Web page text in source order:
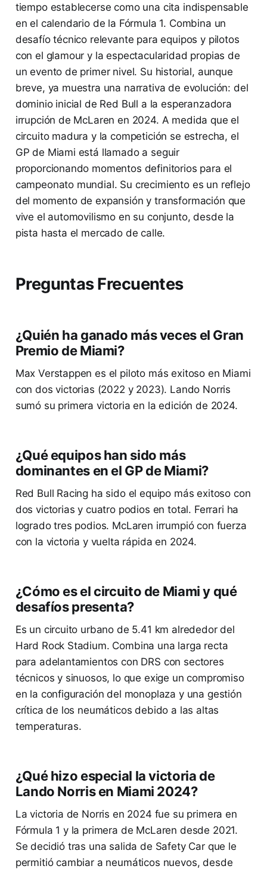
tiempo establecerse como una cita indispensable
en el calendario de la Fórmula 1. Combina un
desafío técnico relevante para equipos y pilotos
con el glamour y la espectacularidad propias de
un evento de primer nivel. Su historial, aunque
breve, ya muestra una narrativa de evolución: del
dominio inicial de Red Bull a la esperanzadora
irrupción de McLaren en 2024. A medida que el
circuito madura y la competición se estrecha, el
GP de Miami está llamado a seguir
proporcionando momentos definitorios para el
campeonato mundial. Su crecimiento es un reflejo
del momento de expansión y transformación que
vive el automovilismo en su conjunto, desde la
pista hasta el mercado de calle.
Preguntas Frecuentes
¿Quién ha ganado más veces el Gran
Premio de Miami?
Max Verstappen es el piloto más exitoso en Miami
con dos victorias (2022 y 2023). Lando Norris
sumó su primera victoria en la edición de 2024.
¿Qué equipos han sido más
dominantes en el GP de Miami?
Red Bull Racing ha sido el equipo más exitoso con
dos victorias y cuatro podios en total. Ferrari ha
logrado tres podios. McLaren irrumpió con fuerza
con la victoria y vuelta rápida en 2024.
¿Cómo es el circuito de Miami y qué
desafíos presenta?
Es un circuito urbano de 5.41 km alrededor del
Hard Rock Stadium. Combina una larga recta
para adelantamientos con DRS con sectores
técnicos y sinuosos, lo que exige un compromiso
en la configuración del monoplaza y una gestión
crítica de los neumáticos debido a las altas
temperaturas.
¿Qué hizo especial la victoria de
Lando Norris en Miami 2024?
La victoria de Norris en 2024 fue su primera en
Fórmula 1 y la primera de McLaren desde 2021.
Se decidió tras una salida de Safety Car que le
permitió cambiar a neumáticos nuevos, desde